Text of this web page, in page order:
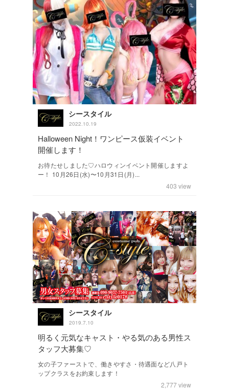
シースタイル
2022.10.19
Halloween Night！ワンピース仮装イベント
開催します！
お待たせしました♡ハロウィンイベント開催しますよ
ー！ 10月26日(水)〜10月31日(月)...
403 view
シースタイル
2019.7.10
明るく元気なキャスト・やる気のある男性ス
タッフ大募集♡
女の子ファーストで、働きやすさ・待遇面など八戸ト
ップクラスをお約束します！
2,777view